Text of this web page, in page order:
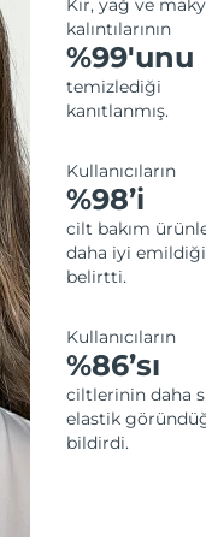
Kir, yağ ve
kalıntılarının
%99'unu
temizlediği
kanıtlanmış.
Kullanıcıların
%98’i
cilt bakım
daha iyi
belirtti.
Kullanıcıların
%86’sı
ciltlerinin daha
elastik
bildirdi.